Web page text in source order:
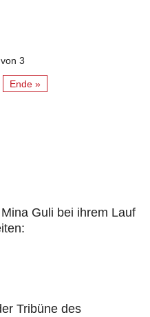
3
Ende »
Guli bei ihrem Lauf
Tribüne des